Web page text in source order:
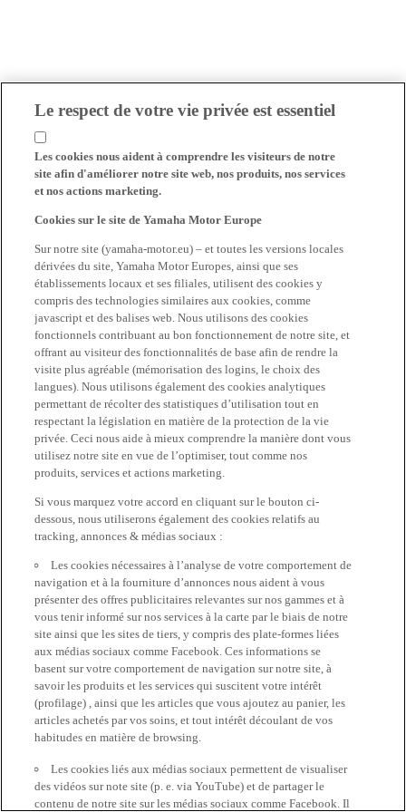
Le respect de votre vie privée est essentiel
Les cookies nous aident à comprendre les visiteurs de notre
site afin d'améliorer notre site web, nos produits, nos services
et nos actions marketing.
Cookies sur le site de Yamaha Motor Europe
Sur notre site (yamaha-motor.eu) – et toutes les versions locales
dérivées du site, Yamaha Motor Europes, ainsi que ses
établissements locaux et ses filiales, utilisent des cookies y
compris des technologies similaires aux cookies, comme
javascript et des balises web. Nous utilisons des cookies
fonctionnels contribuant au bon fonctionnement de notre site, et
offrant au visiteur des fonctionnalités de base afin de rendre la
visite plus agréable (mémorisation des logins, le choix des
langues). Nous utilisons également des cookies analytiques
permettant de récolter des statistiques d’utilisation tout en
respectant la législation en matière de la protection de la vie
privée. Ceci nous aide à mieux comprendre la manière dont vous
utilisez notre site en vue de l’optimiser, tout comme nos
produits, services et actions marketing.
Si vous marquez votre accord en cliquant sur le bouton ci-
dessous, nous utiliserons également des cookies relatifs au
tracking, annonces & médias sociaux :
Les cookies nécessaires à l’analyse de votre comportement de
navigation et à la fourniture d’annonces nous aident à vous
présenter des offres publicitaires relevantes sur nos gammes et à
vous tenir informé sur nos services à la carte par le biais de notre
site ainsi que les sites de tiers, y compris des plate-formes liées
aux médias sociaux comme Facebook. Ces informations se
basent sur votre comportement de navigation sur notre site, à
savoir les produits et les services qui suscitent votre intérêt
(profilage) , ainsi que les articles que vous ajoutez au panier, les
articles achetés par vos soins, et tout intérêt découlant de vos
habitudes en matière de browsing.
Les cookies liés aux médias sociaux permettent de visualiser
des vidéos sur note site (p. e. via YouTube) et de partager le
contenu de notre site sur les médias sociaux comme Facebook. Il